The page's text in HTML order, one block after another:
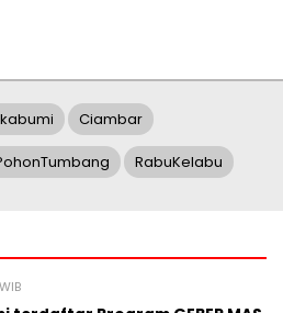
Ciambar
RabuKelabu